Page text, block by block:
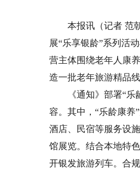
本报讯（记者 范朝
展“乐享银龄”系列活
营主体围绕老年人康
造一批老年旅游精品
《通知》部署“乐龄
容。其中，“乐龄康养
酒店、民宿等服务设
馆展览。结合本地特
开银发旅游列车。合